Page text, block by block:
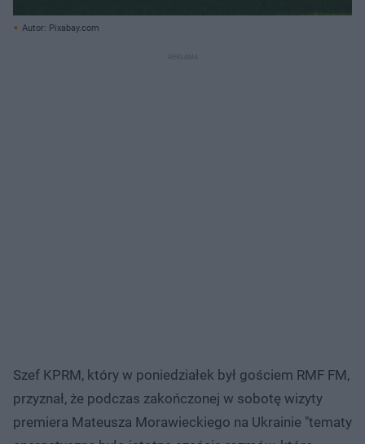
Autor: Pixabay.com
Szef KPRM, który w poniedziałek był gościem RMF FM,
przyznał, że podczas zakończonej w sobotę wizyty
premiera Mateusza Morawieckiego na Ukrainie "tematy